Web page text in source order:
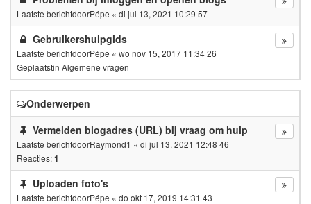
Laatste berichtdoorPépe « di jul 13, 2021 10:29 57
Gebruikershulpgids
Laatste berichtdoorPépe « wo nov 15, 2017 11:34 26
Geplaatstin Algemene vragen
Onderwerpen
Vermelden blogadres (URL) bij vraag om hulp
Laatste berichtdoorRaymond1 « di jul 13, 2021 12:48 46
Reacties:1
Uploaden foto's
Laatste berichtdoorPépe « do okt 17, 2019 14:31 43